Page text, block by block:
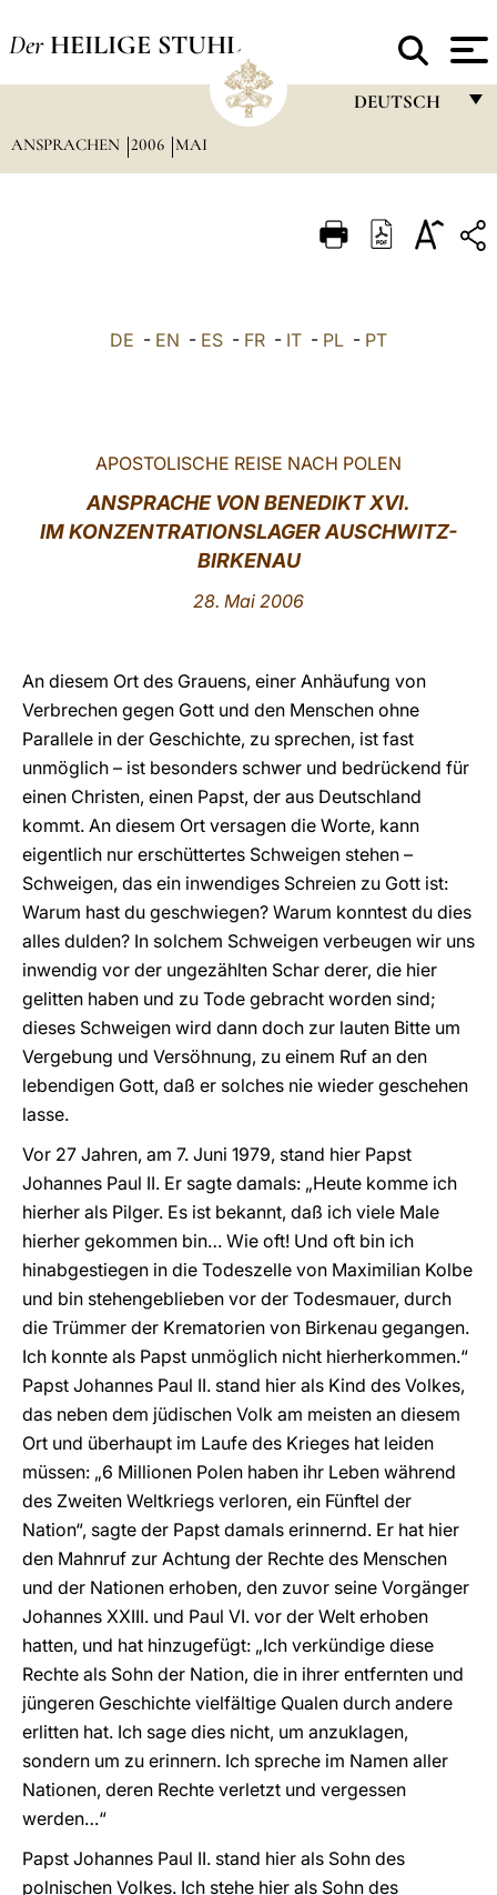
Der HEILIGE STUHL
DEUTSCH
ITALIANO
中文
LATINE
ANSPRACHEN 2006 MAI
DE - EN - ES - FR - IT - PL - PT
APOSTOLISCHE REISE NACH POLEN
ANSPRACHE VON BENEDIKT XVI.
IM KONZENTRATIONSLAGER AUSCHWITZ-
BIRKENAU
28. Mai 2006
An diesem Ort des Grauens, einer Anhäufung von
Verbrechen gegen Gott und den Menschen ohne
Parallele in der Geschichte, zu sprechen, ist fast
unmöglich – ist besonders schwer und bedrückend für
einen Christen, einen Papst, der aus Deutschland
kommt. An diesem Ort versagen die Worte, kann
eigentlich nur erschüttertes Schweigen stehen –
Schweigen, das ein inwendiges Schreien zu Gott ist:
Warum hast du geschwiegen? Warum konntest du dies
alles dulden? In solchem Schweigen verbeugen wir uns
inwendig vor der ungezählten Schar derer, die hier
gelitten haben und zu Tode gebracht worden sind;
dieses Schweigen wird dann doch zur lauten Bitte um
Vergebung und Versöhnung, zu einem Ruf an den
lebendigen Gott, daß er solches nie wieder geschehen
lasse.
Vor 27 Jahren, am 7. Juni 1979, stand hier Papst
Johannes Paul II. Er sagte damals: „Heute komme ich
hierher als Pilger. Es ist bekannt, daß ich viele Male
hierher gekommen bin… Wie oft! Und oft bin ich
hinabgestiegen in die Todeszelle von Maximilian Kolbe
und bin stehengeblieben vor der Todesmauer, durch
die Trümmer der Krematorien von Birkenau gegangen.
Ich konnte als Papst unmöglich nicht hierherkommen.“
Papst Johannes Paul II. stand hier als Kind des Volkes,
das neben dem jüdischen Volk am meisten an diesem
Ort und überhaupt im Laufe des Krieges hat leiden
müssen: „6 Millionen Polen haben ihr Leben während
des Zweiten Weltkriegs verloren, ein Fünftel der
Nation“, sagte der Papst damals erinnernd. Er hat hier
den Mahnruf zur Achtung der Rechte des Menschen
und der Nationen erhoben, den zuvor seine Vorgänger
Johannes XXIII. und Paul VI. vor der Welt erhoben
hatten, und hat hinzugefügt: „Ich verkündige diese
Rechte als Sohn der Nation, die in ihrer entfernten und
jüngeren Geschichte vielfältige Qualen durch andere
erlitten hat. Ich sage dies nicht, um anzuklagen,
sondern um zu erinnern. Ich spreche im Namen aller
Nationen, deren Rechte verletzt und vergessen
werden…“
Papst Johannes Paul II. stand hier als Sohn des
polnischen Volkes. Ich stehe hier als Sohn des